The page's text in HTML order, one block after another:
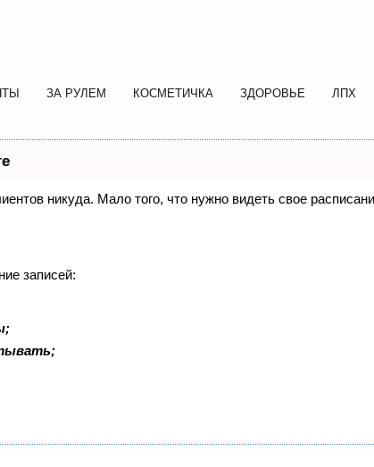
ЗА РУЛЕМ КОСМЕТИЧКА ЗДОРОВЬЕ ЛПХ
никуда. Мало того, что нужно видеть свое
записей: